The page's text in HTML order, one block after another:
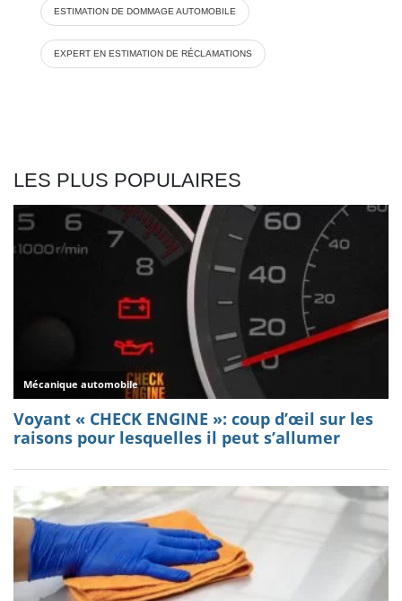
ESTIMATION DE DOMMAGE AUTOMOBILE
EXPERT EN ESTIMATION DE RÉCLAMATIONS
LES PLUS POPULAIRES